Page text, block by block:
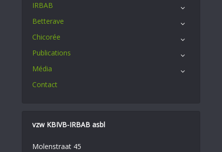
IRBAB
Betterave
Chicorée
Publications
Média
Contact
vzw KBIVB-IRBAB asbl
Molenstraat 45